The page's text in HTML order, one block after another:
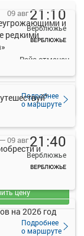
09 авг21:10
Верблюжье
ВЕРБЛЮЖЬЕ
Подробнее
о маршруте
Рейс отменен
09 авг21:40
Верблюжье
ВЕРБЛЮЖЬЕ
Подробнее
о маршруте
цену
и
редкими
и
на 2026 год